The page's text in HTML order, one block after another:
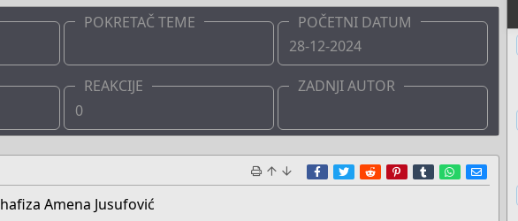
POKRETAČ TEME
POČETNI DATUM
28-12-2024
REAKCIJE
0
ZADNJI AUTOR
Facebook
TwitterRedditPinterest
TumblrWhatsApp
E-mail
Amena Jusufović